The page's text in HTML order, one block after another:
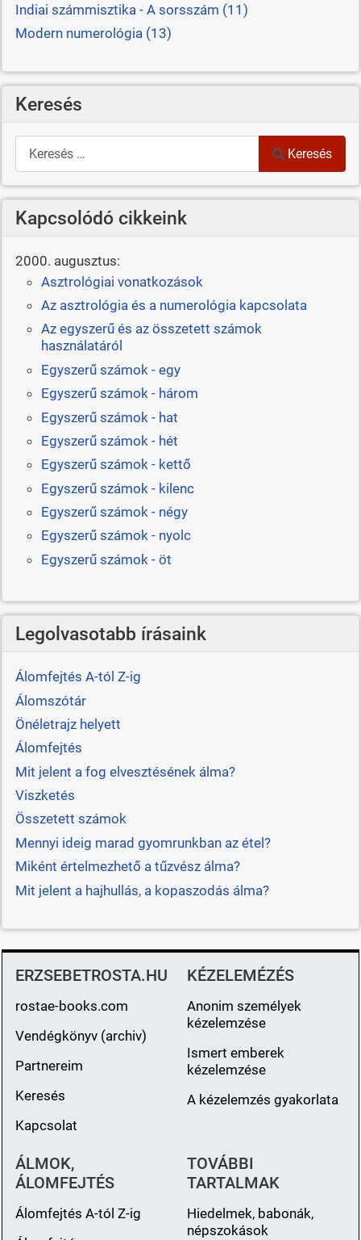
Indiai számmisztika - A sorsszám (11)
Modern numerológia (13)
Keresés
Keresés
Keresés
Kapcsolódó cikkeink
2000. augusztus:
Asztrológiai vonatkozások
Az asztrológia és a numerológia kapcsolata
Az egyszerű és az összetett számok
használatáról
Egyszerű számok - egy
Egyszerű számok - három
Egyszerű számok - hat
Egyszerű számok - hét
Egyszerű számok - kettő
Egyszerű számok - kilenc
Egyszerű számok - négy
Egyszerű számok - nyolc
Egyszerű számok - öt
Legolvasotabb írásaink
Álomfejtés A-tól Z-ig
Álomszótár
Önéletrajz helyett
Álomfejtés
Mit jelent a fog elvesztésének álma?
Viszketés
Összetett számok
Mennyi ideig marad gyomrunkban az étel?
Miként értelmezhető a tűzvész álma?
Mit jelent a hajhullás, a kopaszodás álma?
ERZSEBETROSTA.HU
rostae-books.com
Vendégkönyv (archiv)
Partnereim
Keresés
Kapcsolat
KÉZELEMÉZÉS
Anonim személyek
kézelemzése
Ismert emberek
kézelemzése
A kézelemzés gyakorlata
ÁLMOK,
ÁLOMFEJTÉS
Álomfejtés A-tól Z-ig
TOVÁBBI
TARTALMAK
Hiedelmek, babonák,
népszokások